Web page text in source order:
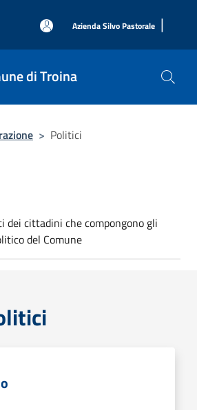
Azienda Silvo Pastorale |
di Troina
> Politici
dei cittadini che compongono gli
del Comune